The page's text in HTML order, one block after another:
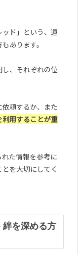
ド」という、運
あります。
、それぞれの位
頼するか、また
用することが重
た情報を参考に
を大切にしてく
絆を深める方